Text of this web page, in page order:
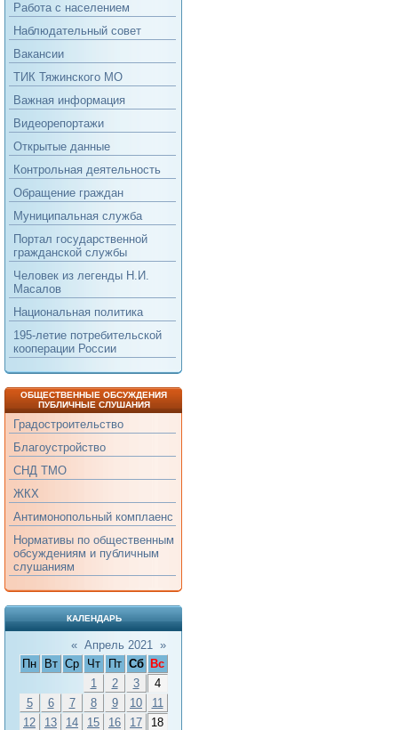
Работа с населением
Наблюдательный совет
Вакансии
ТИК Тяжинского МО
Важная информация
Видеорепортажи
Открытые данные
Контрольная деятельность
Обращение граждан
Муниципальная служба
Портал государственной
гражданской службы
Человек из легенды Н.И.
Масалов
Национальная политика
195-летие потребительской
кооперации России
ОБЩЕСТВЕННЫЕ ОБСУЖДЕНИЯ
ПУБЛИЧНЫЕ СЛУШАНИЯ
Градостроительство
Благоустройство
СНД ТМО
ЖКХ
Антимонопольный комплаенс
Нормативы по общественным
обсуждениям и публичным
слушаниям
КАЛЕНДАРЬ
« Апрель 2021 »
Пн
Вт Ср Чт Пт Сб
Вс
1
2 3
4
5
6 7 8 9 10
11
12
13 14 15 16 17
18